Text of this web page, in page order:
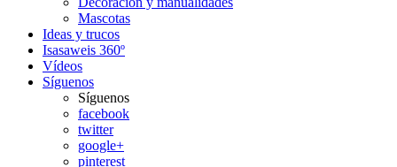
Mascotas
Ideas y trucos
Isasaweis 360º
Vídeos
Síguenos
Síguenos
facebook
twitter
google+
pinterest